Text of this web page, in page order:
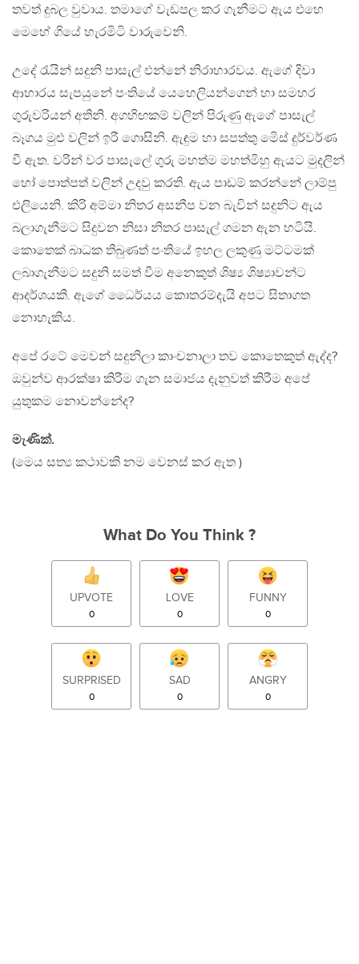
තවත් දුබල වුවාය. තමාගේ වැඩපල කර ගැනීමට ඇය එහෙ
මෙහේ ගියේ හැරමිටි වාරුවෙනි.
උදේ රැයින් සදුනි පාසැල් එන්නේ නිරාහාරවය. ඇගේ දිවා
ආහාරය සැපයුනේ පංතියේ යෙහෙලියන්ගෙන් හා සමහර
ගුරුවරියන් අතිනි. අගහිඟකම් වලින් පිරුණු ඇගේ පාසැල්
බෑගය මුළු වලින් ඉරී ගොසිනි. ඇඳුම හා සපත්තු මෙිස් දුර්වර්ණ
වී ඇත. වරින් වර පාසැලේ ගුරු මහත්ම මහත්මිහු ඇයට මුදලින්
හෝ පොත්පත් වලින් උදවු කරති. ඇය පාඩම් කරන්නේ ලාම්පු
එලියෙනි. කිරි අම්මා නිතර අසනීප වන බැවින් සදුනිට ඇය
බලාගැනීමට සිදුවන නිසා නිතර පාසැල් ගමන ඇන හටියි.
කොතෙක් බාධක තිබුණත් පංතියේ ඉහල ලකුණු මට්ටමක්
ලබාගැනීමට සදුනි සමත් වීම අනෙකුත් ශිෂ්‍ය ශිෂ්‍යාවන්ට
ආදර්ශයකි. ඇගේ ධෛර්යය කොතරම්දැයි අපට සිතාගත
නොහැකිය.
අපේ රටේ මෙවන් සදුනිලා කාංචනාලා තව කොතෙකුත් ඇද්ද?
ඔවුන්ව ආරක්ෂා කිරීම ගැන සමාජය දැනුවත් කිරීම අපේ
යුතුකම නොවන්නේද?
මැණික්.
(මෙය සත්‍ය කථාවකි නම වෙනස් කර ඇත )
What Do You Think ?
UPVOTE
0
LOVE
0
FUNNY
0
SURPRISED
0
SAD
0
ANGRY
0